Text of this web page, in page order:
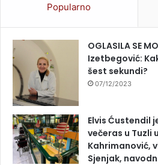
Popularno
OGLASILA SE
Izetbegović:
šest sekundi?
07/12/2023
Elvis Ćustendil
večeras u Tuzli
Kahrimanović,
Sjenjak,